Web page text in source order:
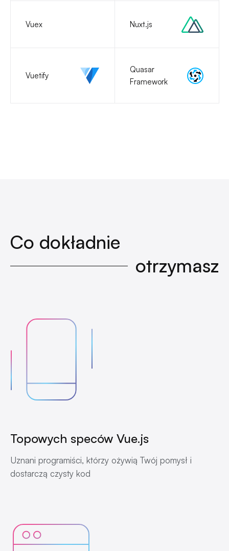
Vuex Nuxt.js
Vuetify
Quasar
Framework
Co dokładnie
otrzymasz
Topowych speców Vue.js
Uznani programiści, którzy ożywią Twój pomysł i
dostarczą czysty kod